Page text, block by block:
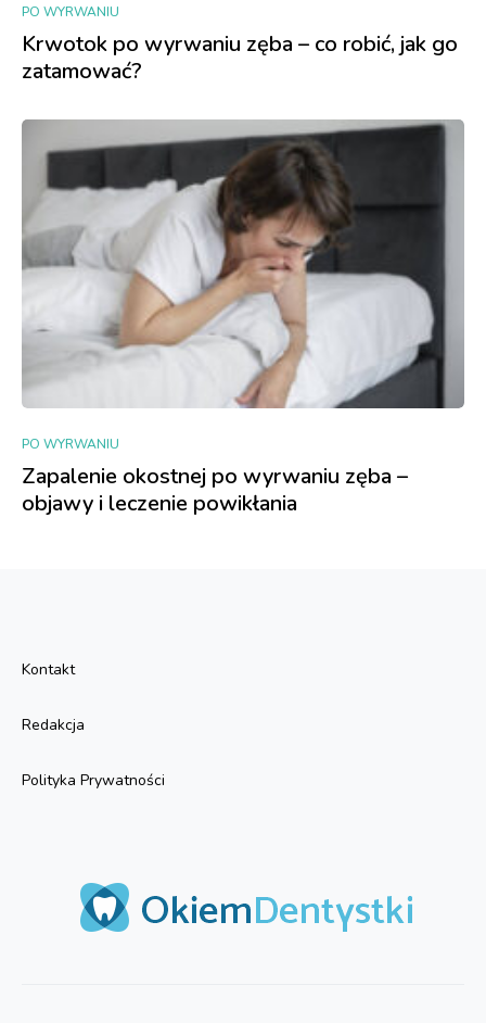
PO WYRWANIU
Krwotok po wyrwaniu zęba – co robić, jak go
zatamować?
PO WYRWANIU
Zapalenie okostnej po wyrwaniu zęba –
objawy i leczenie powikłania
Kontakt
Redakcja
Polityka Prywatności